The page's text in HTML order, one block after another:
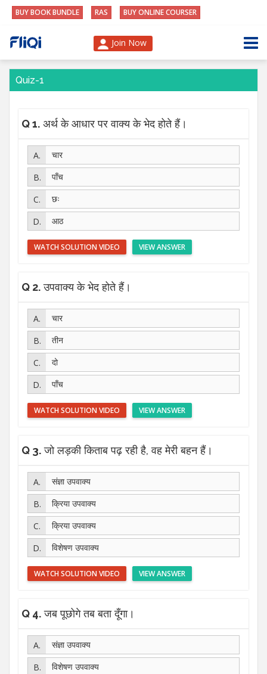
BUY BOOK BUNDLE RAS BUY ONLINE COURSER
Join Now
Quiz-1
Q 1. अर्थ के आधार पर वाक्य के भेद होते हैं।
चार
पाँच
छः
आठ
VIEW ANSWER
WATCH SOLUTION VIDEO
Q 2.उपवाक्य के भेद होते हैं।
चार
तीन
दो
पाँच
VIEW ANSWER
WATCH SOLUTION VIDEO
Q 3.जो लड़की किताब पढ़ रही है, वह मेरी बहन हैं।
संज्ञा उपवाक्य
क्रिया उपवाक्य
क्रिया उपवाक्य
विशेषण उपवाक्य
VIEW ANSWER
WATCH SOLUTION VIDEO
Q 4.जब पूछोगे तब बता दूँगा।
संज्ञा उपवाक्य
विशेषण उपवाक्य